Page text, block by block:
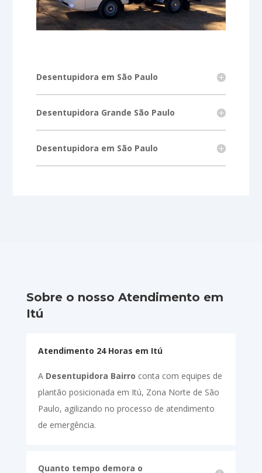
Desentupidora em São Paulo
Desentupidora Grande São Paulo
Desentupidora em São Paulo
Sobre o nosso Atendimento em
Itú
Atendimento 24 Horas em Itú
A Desentupidora Bairro conta com equipes de
plantão posicionada em Itú, Zona Norte de São
Paulo, agilizando no processo de atendimento
de emergência.
Quanto tempo demora o